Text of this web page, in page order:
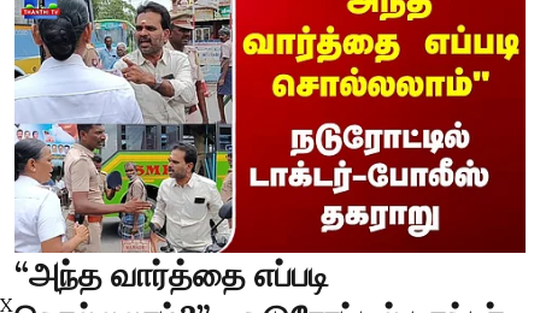
“அந்த வார்த்தை எப்படி
X